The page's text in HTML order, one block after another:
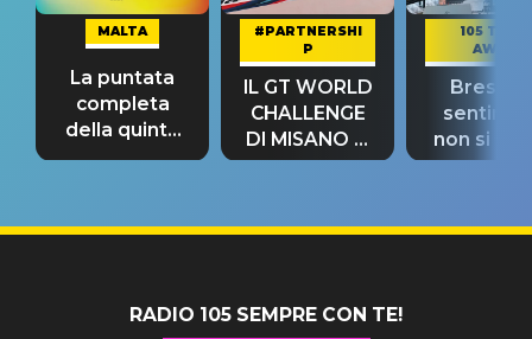
MALTA
La puntata
completa
della quinta
tappa
#PARTNERSHI
P
IL GT WORLD
CHALLENGE
DI MISANO si
riconferma
105 TAKE
AWAY
Bresh:
non si
fino alla
RADIO 105 SEMPRE CON TE!